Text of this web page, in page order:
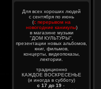
Для всех хороших людей
с сентября по июнь
(с перерывом на
новогодние каникулы)
в магазине музыки
"ДОМ КУЛЬТУРЫ",
презентации новых альбомов,
книг, фильмов,
концерты, видеопоказы,
лектории.
традиционно
КАЖДОЕ ВОСКРЕСЕНЬЕ
(и иногда в субботу)
с 17 до 19 -